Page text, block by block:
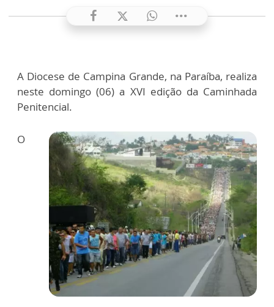
A Diocese de Campina Grande, na Paraíba, realiza
neste domingo (06) a XVI edição da Caminhada
Penitencial.
O